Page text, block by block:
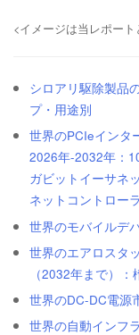
<イメージは当レポー
シロアリ駆除製品
プ・用途別
世界のPCIeインタ
2026年-2032年：
ガビットイーサネ
ネットコントローラ
世界のモバイルデ
世界のエアロスタ
（2032年まで）
世界のDC-DC電源
世界の自動インフ